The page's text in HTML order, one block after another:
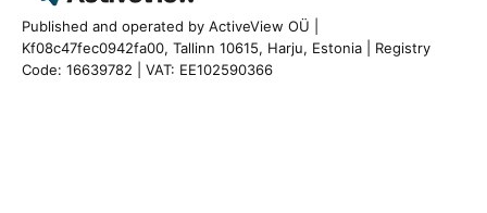
Published and operated by ActiveView OÜ |
Kf08c47fec0942fa00, Tallinn 10615, Harju, Estonia | Registry
Code: 16639782 | VAT: EE102590366